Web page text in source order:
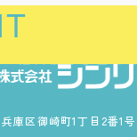
神戸地区を支え
ゴトを安定の職
庫区御崎町1丁目2番1